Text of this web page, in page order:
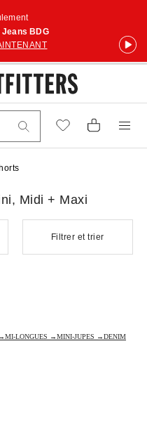
Jeans BDG
Midi + Maxi
Filtrer et trier
MI-LONGUES →MINI-JUPES →DENIM